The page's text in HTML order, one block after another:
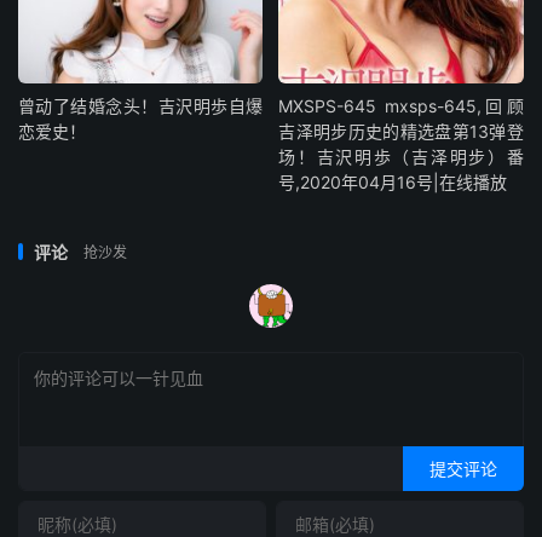
曾动了结婚念头！吉沢明歩自爆
恋爱史！
MXSPS-645 mxsps-645,回顾
吉泽明步历史的精选盘第13弹登
场！吉沢明歩（吉泽明步）番
号,2020年04月16号|在线播放
评论 抢沙发
提交评论